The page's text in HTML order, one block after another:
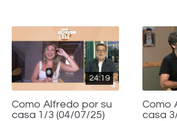
24:19
Como Alfredo por su
casa 1/3 (04/07/25)
Como
casa